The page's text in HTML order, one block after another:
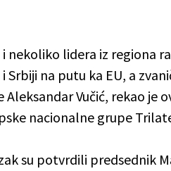
nekoliko lidera iz regiona
Srbiji na putu ka EU, a
Vučić, rekao je
nacionalne grupe
su potvrdili predsednik